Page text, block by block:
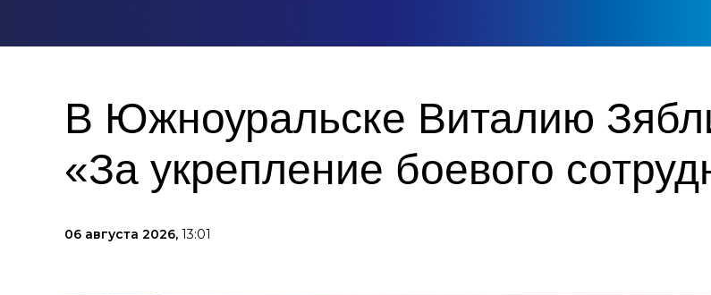
В Южноуральске Виталию
«За укрепление боевого
06 августа 2026, 13:01